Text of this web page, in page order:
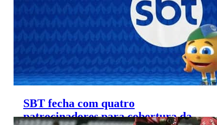
SBT fecha com quatro
patrocinadores para cobertura da